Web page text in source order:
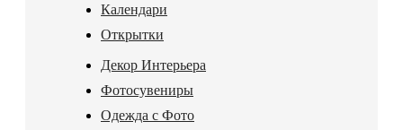
Календари
Открытки
Декор Интерьера
Фотосувениры
Одежда с Фото